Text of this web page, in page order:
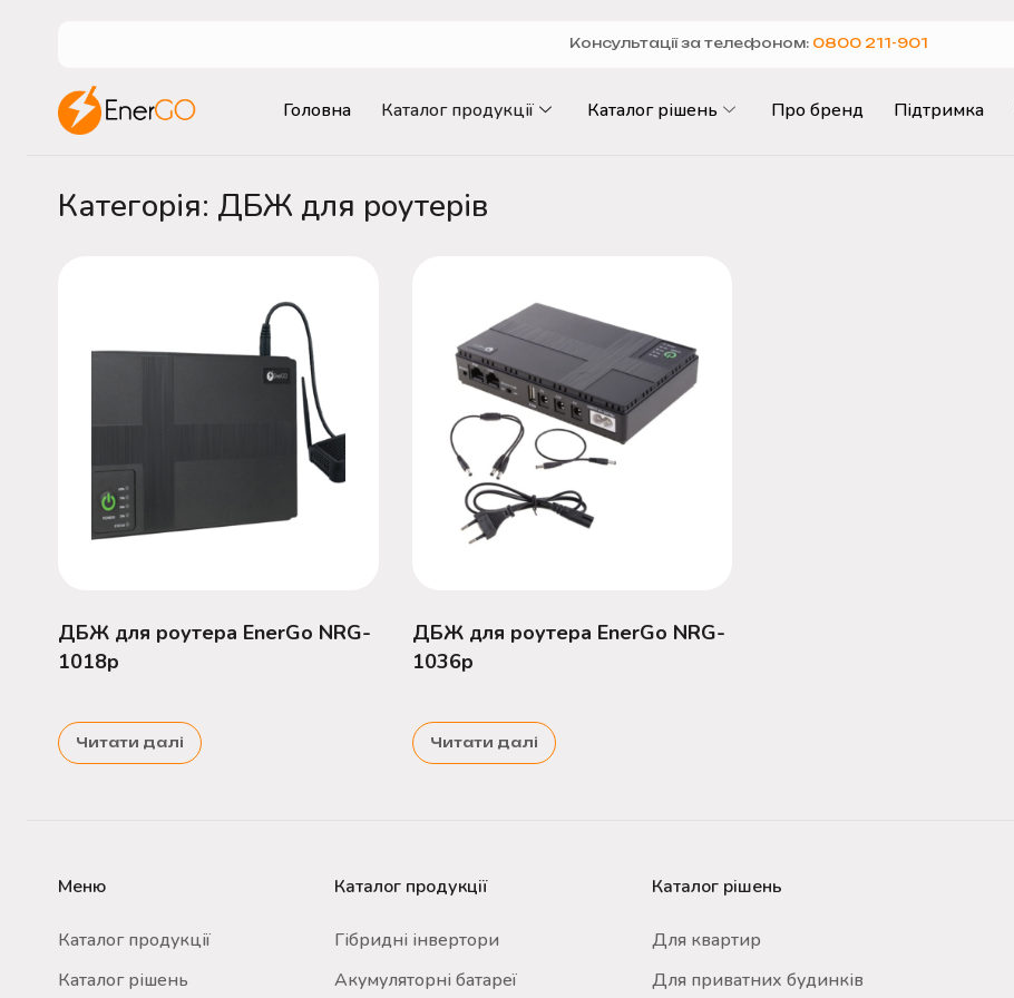
Консультації за телефоном: 0800 211-901
Головна Каталог продукції Каталог рішень Про бренд Підтримка
Категорія: ДБЖ для роутерів
ДБЖ для роутера EnerGo NRG-
1018p
Читати далі
ДБЖ для роутера EnerGo NRG-
1036p
Читати далі
Меню
Каталог продукції
Каталог рішень
Каталог продукції
Гібридні інвертори
Акумуляторні батареї
Каталог рішень
Для квартир
Для приватних будинків